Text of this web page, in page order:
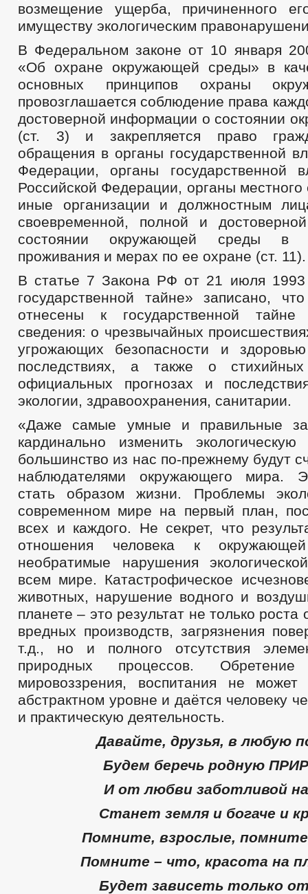
возмещение ущерба, причиненного
имуществу экологическим
В Федеральном законе от 10 января
«Об охране окружающей среды» в
основных принципов охраны
провозглашается соблюдение права
достоверной информации о состоянии
(ст. 3) и закрепляется право
обращения в органы государственной
Федерации, органы государственной
Российской Федерации, органы
иные организации и должностным
своевременной, полной и
состоянии окружающей среды в
проживания и мерах по ее охране (ст. 11).
В статье 7 Закона РФ от 21 июля
государственной тайне» записано,
отнесены к государственной
сведения: о чрезвычайных
угрожающих безопасности и
последствиях, а также о
официальных прогнозах и
экологии, здравоохранения, санитарии.
«Даже самые умные и правильные
кардинально изменить
большинство из нас по-прежнему будут
наблюдателями окружающего мира.
стать образом жизни. Проблемы
современном мире на первый план,
всех и каждого. Не секрет, что
отношения человека к
необратимые нарушения
всем мире. Катастрофическое
животных, нарушение водного и
планете – это результат не только
вредных производств, загрязнения
т.д., но и полного отсутствия
природных процессов. Обретение
мировоззрения, воспитания не может
абстрактном уровне и даётся человеку
и практическую деятельность.
Давайте, друзья, в любую
Будем беречь родную
И от любви заботливой
Станет земля и богаче и
Помните, взрослые,
Помните – что, красота на
Будет зависеть только